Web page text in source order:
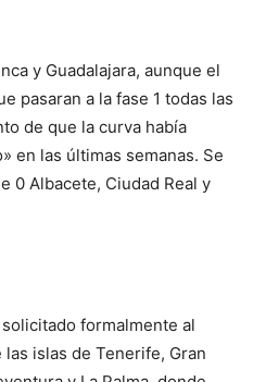
y Guadalajara, aunque el
pasaran a la fase 1 todas las
de que la curva había
en las últimas semanas. Se
0 Albacete, Ciudad Real y
formalmente al
islas de Tenerife, Gran